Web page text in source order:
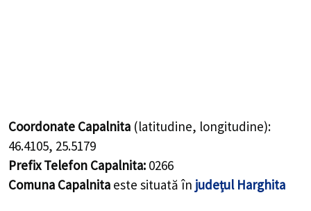
Coordonate Capalnita (latitudine, longitudine):
46.4105, 25.5179
Prefix Telefon Capalnita: 0266
Comuna Capalnita este situată în județul Harghita